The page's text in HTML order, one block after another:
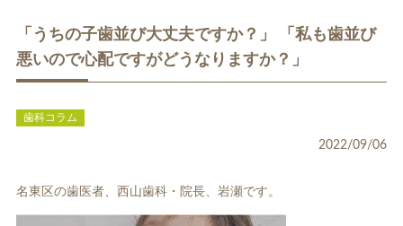
ホワイトニング
ビ
ゲ
「うちの子歯並び大丈夫ですか？」 「私も歯並び
悪いので心配ですがどうなりますか？」
歯科コラム
2022/09/06
名東区の歯医者、西山歯科・院長、岩瀬です。